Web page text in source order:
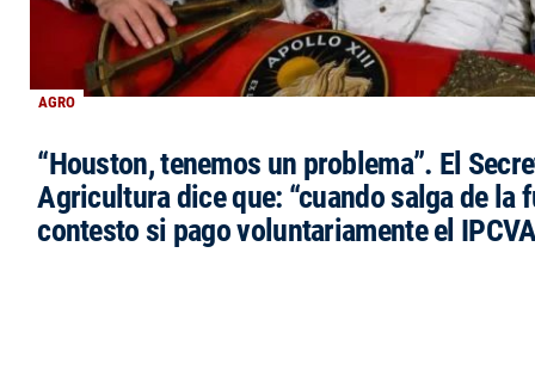
AGRO
“Houston, tenemos un problema”. El
Agricultura dice que: “cuando salga de la
contesto si pago voluntariamente el